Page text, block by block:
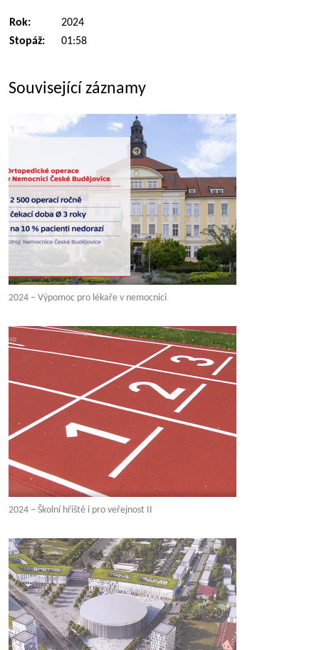
Rok:
2024
Stopáž:
01:58
Související záznamy
2024 – Výpomoc pro lékaře v nemocnici
2024 – Školní hřiště i pro veřejnost II